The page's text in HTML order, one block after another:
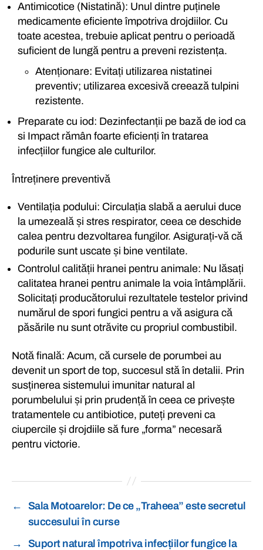
Antimicotice (Nistatină): Unul dintre puținele
medicamente eficiente împotriva drojdiilor. Cu
toate acestea, trebuie aplicat pentru o perioadă
suficient de lungă pentru a preveni rezistența.
Atenționare: Evitați utilizarea nistatinei
preventiv; utilizarea excesivă creează tulpini
rezistente.
Preparate cu iod: Dezinfectanții pe bază de iod ca
si Impact rămân foarte eficienți în tratarea
infecțiilor fungice ale culturilor.
Întreținere preventivă
Ventilația podului: Circulația slabă a aerului duce
la umezeală și stres respirator, ceea ce deschide
calea pentru dezvoltarea fungilor. Asigurați-vă că
podurile sunt uscate și bine ventilate.
Controlul calității hranei pentru animale: Nu lăsați
calitatea hranei pentru animale la voia întâmplării.
Solicitați producătorului rezultatele testelor privind
numărul de spori fungici pentru a vă asigura că
păsările nu sunt otrăvite cu propriul combustibil.
Notă finală: Acum, că cursele de porumbei au
devenit un sport de top, succesul stă în detalii. Prin
susținerea sistemului imunitar natural al
porumbelului și prin prudență în ceea ce privește
tratamentele cu antibiotice, puteți preveni ca
ciupercile și drojdiile să fure „forma” necesară
pentru victorie.
←
Sala Motoarelor: De ce „Traheea” este secretul
succesului în curse
→
Suport natural împotriva infecțiilor fungice la